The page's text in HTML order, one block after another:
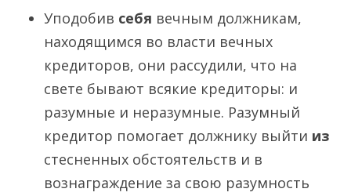
Уподобив себя вечным должникам,
находящимся во власти вечных
кредиторов, они рассудили, что на
свете бывают всякие кредиторы: и
разумные и неразумные. Разумный
кредитор помогает должнику выйти из
стесненных обстоятельств и в
вознаграждение за свою разумность